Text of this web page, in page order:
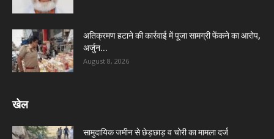
अतिक्रमण हटाने की कार्रवाई में पूजा सामग्री फेंकने का आरोप,
अर्जुन...
August 8, 2026
खेल
सामुदायिक जमीन से छेड़छाड़ व चोरी का मामला दर्ज